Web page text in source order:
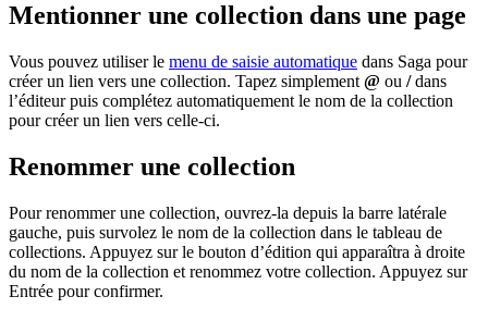
Mentionner une collection dans une page
Vous pouvez utiliser le menu de saisie automatique dans Saga pour
créer un lien vers une collection. Tapez simplement @ ou /dans
l’éditeur puis complétez automatiquement le nom de la collection
pour créer un lien vers celle-ci.
Renommer une collection
Pour renommer une collection, ouvrez-la depuis la barre latérale
gauche, puis survolez le nom de la collection dans le tableau de
collections. Appuyez sur le bouton d’édition qui apparaîtra à droite
du nom de la collection et renommez votre collection. Appuyez sur
Entrée pour confirmer.